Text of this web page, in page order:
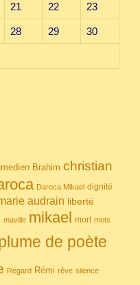
21 22 23
28 29 30
Brahim christian
Daroca Mikael dignité
audrain liberté
maville mikael mort mots
de poète
Regard Rémi rêve silence